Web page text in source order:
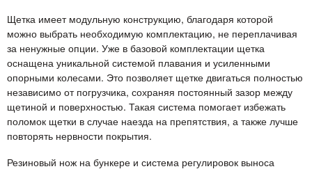
Щетка имеет модульную конструкцию, благодаря которой
можно выбрать необходимую комплектацию, не переплачивая
за ненужные опции. Уже в базовой комплектации щетка
оснащена уникальной системой плавания и усиленными
опорными колесами. Это позволяет щетке двигаться полностью
независимо от погрузчика, сохраняя постоянный зазор между
щетиной и поверхностью. Такая система помогает избежать
поломок щетки в случае наезда на препятствия, а также лучше
повторять нервности покрытия.
Резиновый нож на бункере и система регулировок выноса